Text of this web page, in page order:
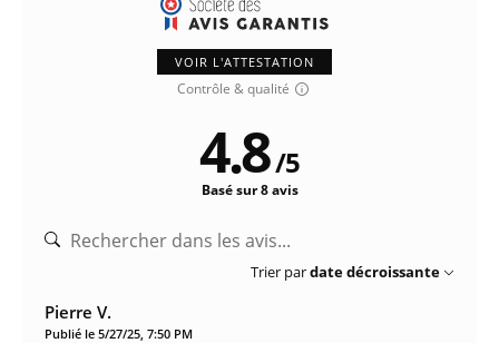
VOIR L'ATTESTATION
Contrôle & qualité
4.8/5
Basé sur 8 avis
Trier pardate décroissante
Pierre V.
Publié le 5/27/25, 7:50 PM